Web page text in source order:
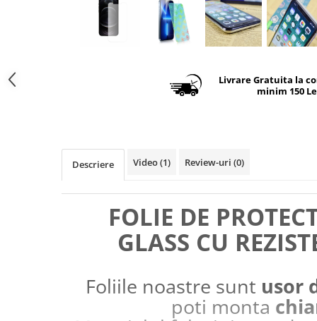
Livrare Gratuita la
minim 150
Descriere Video(1) Review-uri (0)
FOLIE DE
GLASS CU
Foliile noastre sunt usor
poti monta